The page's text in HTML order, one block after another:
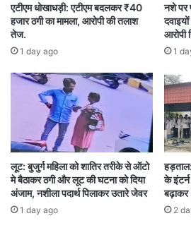
बताया कि आरोपी राजेंद्र श्रीवास
है।
एक्सीडेंट छत्तीसगढ़
हमला
एटीएम धोखाधड़ी: एटीएम बदलकर ₹40
हजार ठगी का मामला, आरोपी की तलाश
तेज.
1 day ago
नशे पर
आरोपी
1
लूट: बुजुर्ग महिला को शातिर तरीके से ऑटो
मे बैठाकर ठगी और लूट की घटना को दिया
अंजाम, नशीला पदार्थ पिलाकर उतारे जेवर
1 day ago
के
2